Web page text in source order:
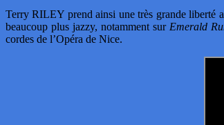
Terry RILEY prend ainsi une très grande liberté
beaucoup plus jazzy, notamment sur Emerald
cordes de l’Opéra de Nice.